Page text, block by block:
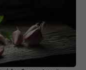
la ferestre în